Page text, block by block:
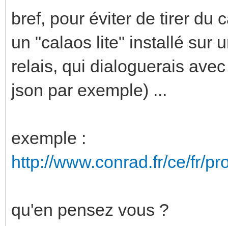
bref, pour éviter de tirer du
un "calaos lite" installé sur
relais, qui dialoguerais
json par exemple) ...
exemple :
http://www.conrad.fr/ce/fr/
qu'en pensez vous ?